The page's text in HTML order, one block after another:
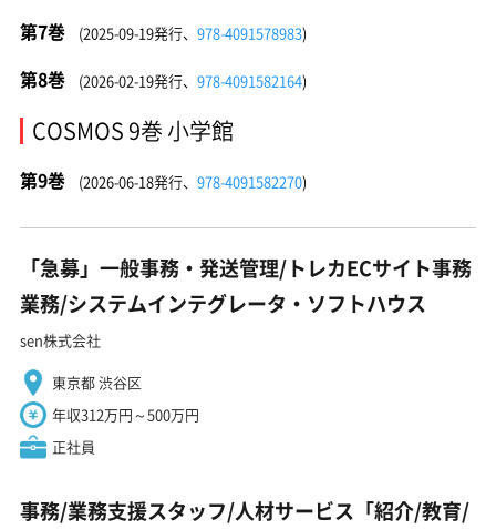
第7巻 (2025-09-19発行、 978-4091578983)
第8巻 (2026-02-19発行、 978-4091582164)
COSMOS 9巻 小学館
第9巻 (2026-06-18発行、 978-4091582270)
「急募」一般事務・発送管理/トレカECサイト事務
業務/システムインテグレータ・ソフトハウス
sen株式会社
東京都 渋谷区
年収312万円～500万円
正社員
事務/業務支援スタッフ/人材サービス「紹介/教育/